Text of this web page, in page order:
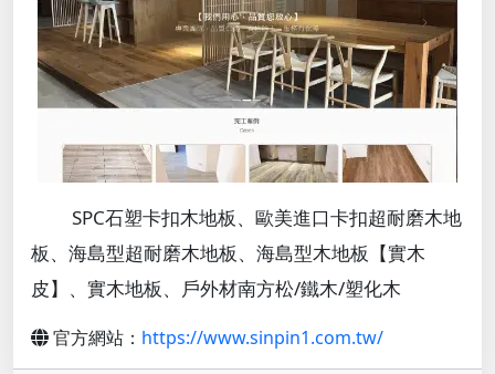
SPC石塑卡扣木地板、歐美進口卡扣超耐磨木地
板、海島型超耐磨木地板、海島型木地板【實木
皮】、實木地板、戶外材南方松/鐵木/塑化木
官方網站： https://www.sinpin1.com.tw/